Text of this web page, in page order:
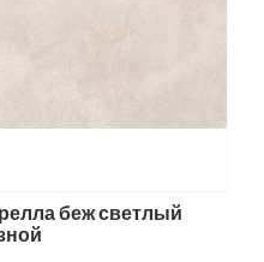
беж светлый